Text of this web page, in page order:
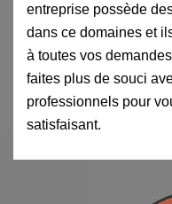
entreprise possède
dans ce domaines et
à toutes vos
faites plus de souci
professionnels pour
satisfaisant.